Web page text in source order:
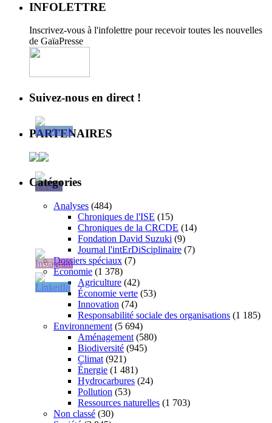
INFOLETTRE
Inscrivez-vous à l'infolettre pour recevoir toutes les nouvelles
de GaïaPresse
Suivez-nous en direct !
PARTENAIRES
Catégories
Analyses (484)
Chroniques de l'ISE (15)
Chroniques de la CRCDE (14)
Fondation David Suzuki (9)
Journal l'intErDiSciplinaire (7)
Dossiers spéciaux (7)
Économie (1 378)
Agriculture (42)
Économie verte (53)
Innovation (74)
Responsabilité sociale des organisations (1 185)
Environnement (5 694)
Aménagement (580)
Biodiversité (945)
Climat (921)
Énergie (1 481)
Hydrocarbures (24)
Pollution (53)
Ressources naturelles (1 703)
Non classé (30)